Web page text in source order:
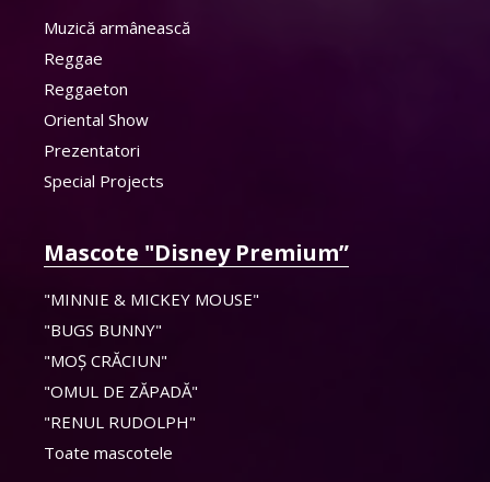
Muzică armânească
Reggae
Reggaeton
Oriental Show
Prezentatori
Special Projects
Mascote "Disney Premium”
"MINNIE & MICKEY MOUSE"
"BUGS BUNNY"
"MOȘ CRĂCIUN"
"OMUL DE ZĂPADĂ"
"RENUL RUDOLPH"
Toate mascotele